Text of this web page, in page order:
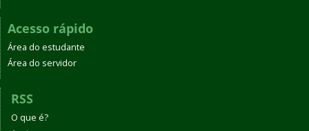
Acesso rápido
Área do estudante
Área do servidor
RSS
O que é?